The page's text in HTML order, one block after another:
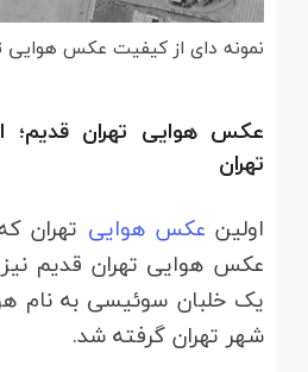
نمونه دای از کیفیت عکس هوایی
عکس هوایی تهران
تهران
اولین عکس هوایی تهران
عکس هوایی تهران قدیم
شهر تهران گرفته شد.